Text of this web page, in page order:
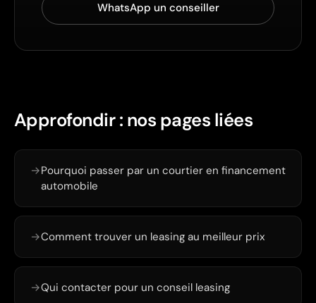
WhatsApp un conseiller
Approfondir : nos pages liées
→Pourquoi passer par un courtier en financement
automobile
→Comment trouver un leasing au meilleur prix
→Qui contacter pour un conseil leasing